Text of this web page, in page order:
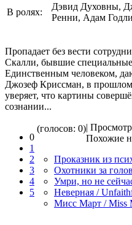
В ролях:
Дэвид Духовны,
Ренни, Адам
Пропадает без вести
Скалли, бывшие
Единственным человеком,
Джозеф Криссман, в
уверяет, что картины
сознании...
0
1
2
3
4
5
(голосов: 0)|
Похожие
Проказник из
Охотники за
Умри, но не
Неверная /
Мисс Март / Miss